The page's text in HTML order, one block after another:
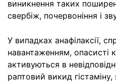
виникнення таких
свербіж, почервоніння і
У випадках анафілаксії,
навантаженням, опасисті
активуються в
раптовий викид